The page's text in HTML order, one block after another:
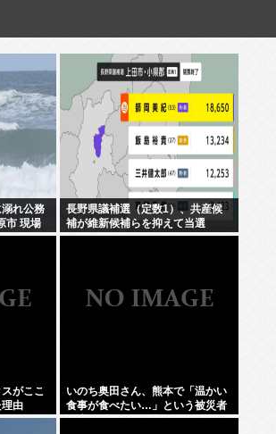
溺れ公務
市 現場
ット
長野県議補選（定数1）、共産候
補が維新候補らを抑えて当選
がここ
由
いのち奥田さん、熊本で「温かい
食事が食べたい…」という被災者
の声を聞き、Xで温かいうどんを